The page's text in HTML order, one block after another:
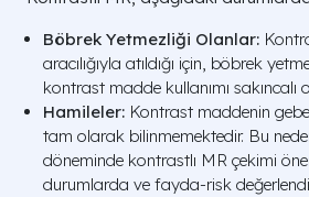
Böbrek Yetmezliği Olanlar:
aracılığıyla atıldığı için, böbrek
kontrast madde kullanımı sakıncalı
Hamileler: Kontrast maddenin
tam olarak bilinmemektedir. Bu
döneminde kontrastlı MR çekimi
durumlarda ve fayda-risk